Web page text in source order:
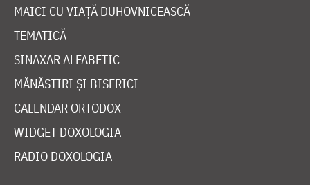
MAICI CU VIAȚĂ DUHOVNICEASCĂ
TEMATICĂ
SINAXAR ALFABETIC
MĂNĂSTIRI ȘI BISERICI
CALENDAR ORTODOX
WIDGET DOXOLOGIA
RADIO DOXOLOGIA